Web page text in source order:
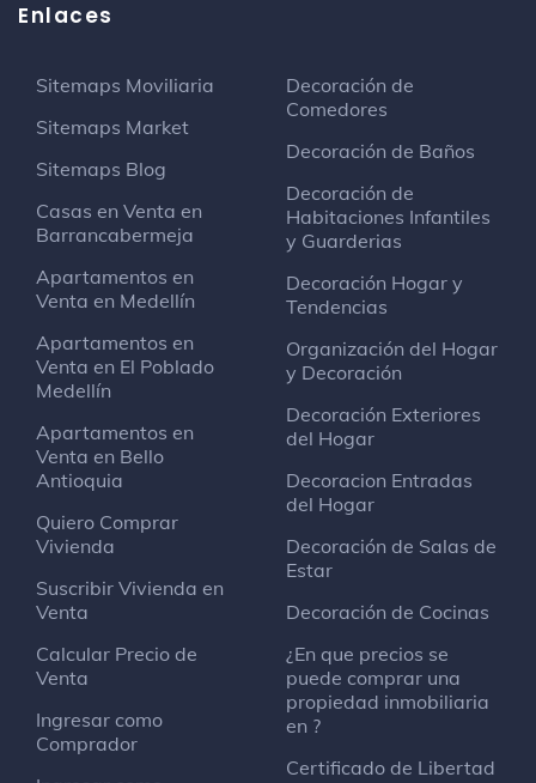
Enlaces
Sitemaps Moviliaria
Sitemaps Market
Sitemaps Blog
Casas en Venta en
Barrancabermeja
Apartamentos en
Venta en Medellín
Apartamentos en
Venta en El Poblado
Medellín
Apartamentos en
Venta en Bello
Antioquia
Quiero Comprar
Vivienda
Suscribir Vivienda en
Venta
Calcular Precio de
Venta
Ingresar como
Comprador
Decoración de
Comedores
Decoración de Baños
Decoración de
Habitaciones Infantiles
y Guarderias
Decoración Hogar y
Tendencias
Organización del Hogar
y Decoración
Decoración Exteriores
del Hogar
Decoracion Entradas
del Hogar
Decoración de Salas de
Estar
Decoración de Cocinas
¿En que precios se
puede comprar una
propiedad inmobiliaria
en ?
Certificado de Libertad